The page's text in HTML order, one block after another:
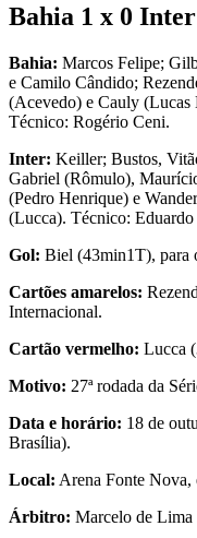
Bahia 1 x 0 Inter
Bahia: Marcos Felipe;
e Camilo Cândido;
(Acevedo) e Cauly
Técnico: Rogério Ceni.
Inter: Keiller; Bustos,
Gabriel (Rômulo),
(Pedro Henrique) e
(Lucca). Técnico: Eduardo
Gol: Biel (43min1T), para
Cartões amarelos:
Internacional.
Cartão vermelho: Lucca
Motivo: 27ª rodada da
Data e horário: 18 de
Brasília).
Local: Arena Fonte Nova,
Árbitro: Marcelo de